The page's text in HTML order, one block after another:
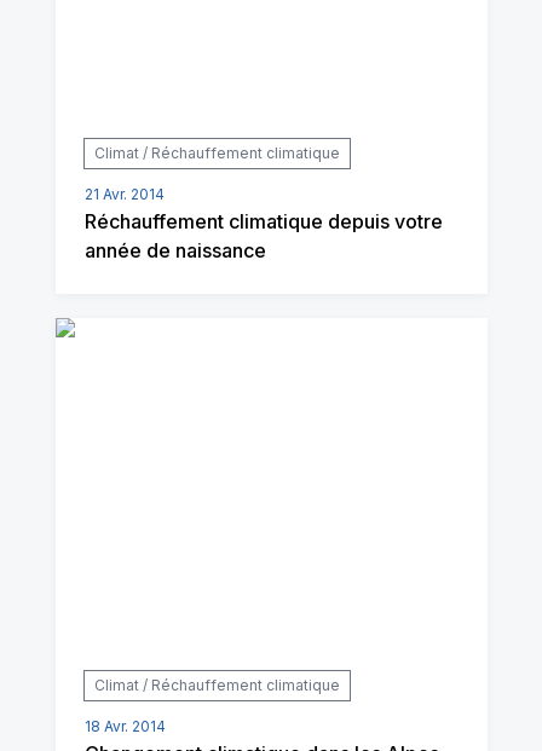
Climat / Réchauffement climatique
21 Avr. 2014
Réchauffement climatique depuis votre
année de naissance
Climat / Réchauffement climatique
18 Avr. 2014